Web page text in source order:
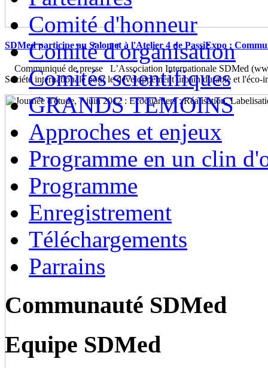
SDMed participe au Salon et à l'Atelier 4 de PassiExpo :
Communiqué de presse L’Association Internationale SDMed
Société internationale pour le développement urbain durable et
Comité d'honneur
Comité d'organisation
Comités scientifiques
GRANDS TEMOINS
Approches et enjeux
Programme en un clin
Programme
Enregistrement
Téléchargements
Parrains
Communauté SDMed
Equipe SDMed